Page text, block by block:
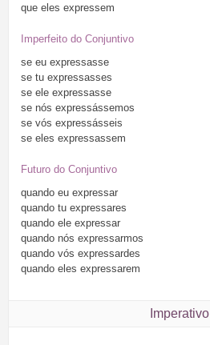
que eles expressem
Imperfeito do Conjuntivo
se eu expressasse
se tu expressasses
se ele expressasse
se nós expressássemos
se vós expressásseis
se eles expressassem
Futuro do Conjuntivo
quando eu expressar
quando tu expressares
quando ele expressar
quando nós expressarmos
quando vós expressardes
quando eles expressarem
Imperativo